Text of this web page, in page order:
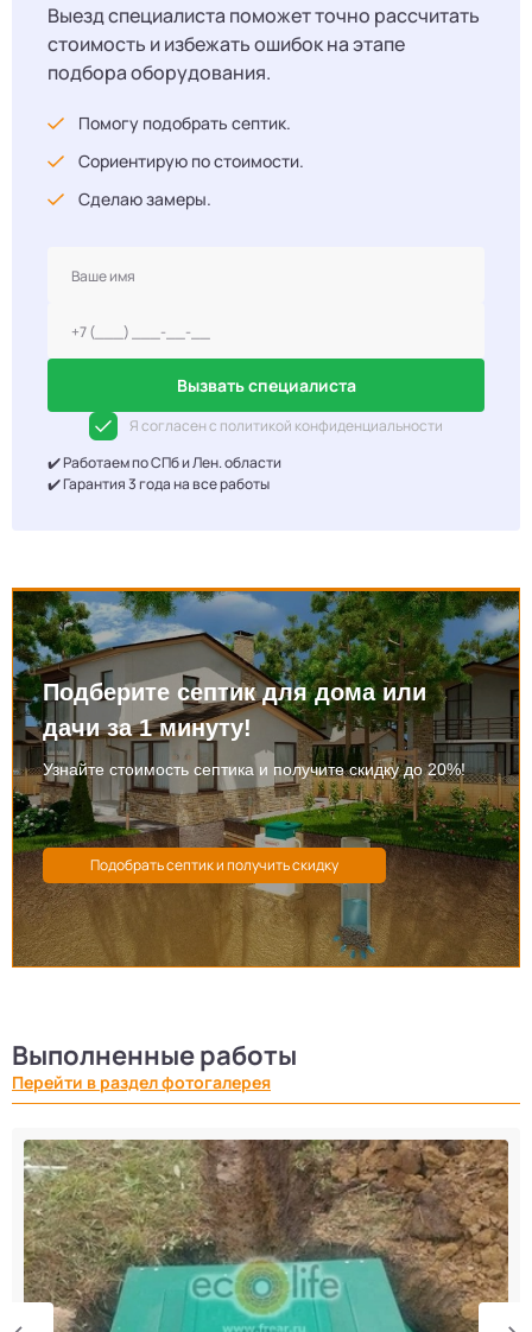
Выезд специалиста поможет точно рассчитать
стоимость и избежать ошибок на этапе
подбора оборудования.
Помогу подобрать септик.
Сориентирую по стоимости.
Сделаю замеры.
Вызвать специалиста
Я согласен с политикой конфиденциальности
✔️ Работаем по СПб и Лен. области
✔️ Гарантия 3 года на все работы
Подберите септик для дома или
дачи за 1 минуту!
Узнайте стоимость септика и получите скидку до 20%!
Выполненные работы
Перейти в раздел фотогалерея